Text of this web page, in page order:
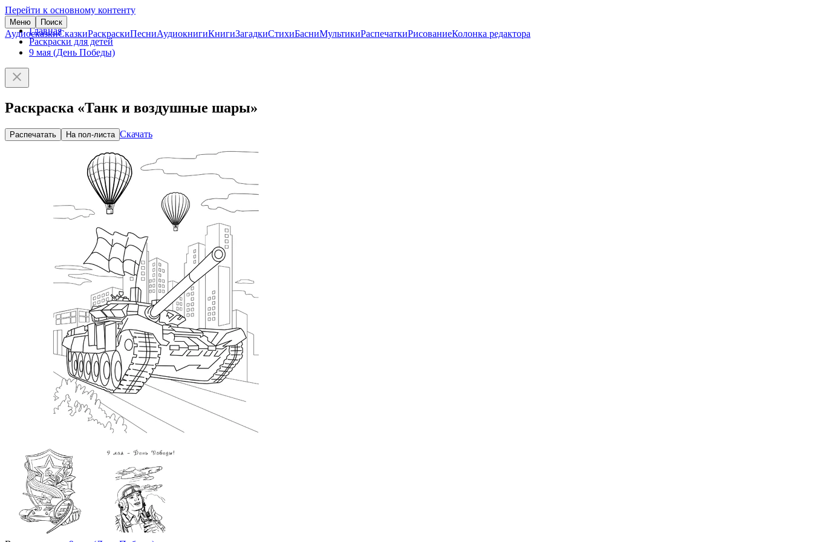
Перейти к основному контенту
Меню Поиск
АудиосказкиСказкиРаскраскиПесниАудиокнигиКнигиЗагадкиСтихиБасниМультикиРаспечаткиРисованиеКолонка редактора
Главная
Раскраски для детей
9 мая (День Победы)
Раскраска «Танк и воздушные шары»
Распечатать На пол-листа Скачать